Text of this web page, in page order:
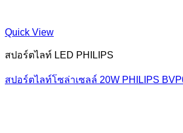
Quick View
สปอร์ตไลท์ LED PHILIPS
สปอร์ตไลท์โซล่าเซลล์ 20W PHILIPS